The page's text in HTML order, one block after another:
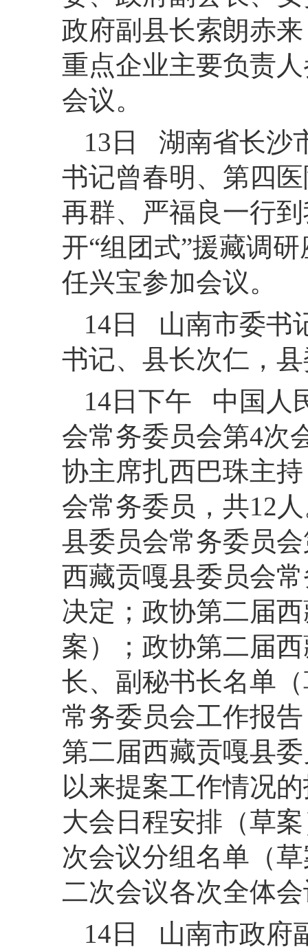
政府副县长索朗赤
重点企业主要负责
会议。
13日 湖南省长沙
书记曾春明、第四
再群、严福良一行
开“组团式”援藏调
任兴宝参加会议。
14日 山南市委书
书记、县长次仁，
14日下午 中国人
会常务委员会第4次
协主席扎西巴珠主
会常务委员，共12
县委员会常务委员
西藏贡嘎县委员会
决定；政协第二届
案）；政协第二届
长、副秘书长名单
常务委员会工作报
第二届西藏贡嘎县
以来提案工作情况
大会日程安排（草
次会议分组名单（
二次会议各次全体
14日 山南市政府